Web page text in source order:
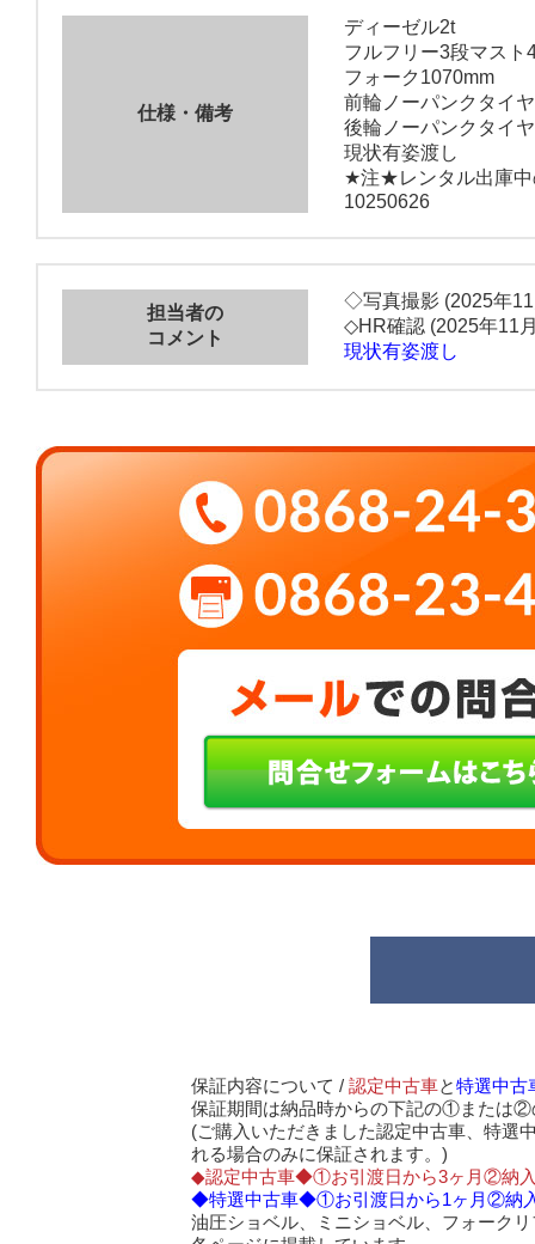
仕様・備考
ディーゼル2t
フルフリー3段マスト
フォーク1070mm
前輪ノーパンクタイヤ
後輪ノーパンクタイヤ
現状有姿渡し
★注★レンタル出庫中
10250626
担当者の
コメント
◇写真撮影 (2025年
◇HR確認 (2025年11
現状有姿渡し
保証内容について / 認定中古車と特選中古
保証期間は納品時からの下記の①または②
(ご購入いただきました認定中古車、特選
れる場合のみに保証されます。)
◆認定中古車◆①お引渡日から3ヶ月②納入
◆特選中古車◆①お引渡日から1ヶ月②納
油圧ショベル、ミニショベル、フォーク